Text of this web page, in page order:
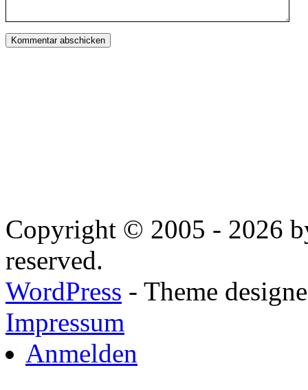
Copyright © 2005 - 2026
reserved.
WordPress - Theme
Impressum
Anmelden